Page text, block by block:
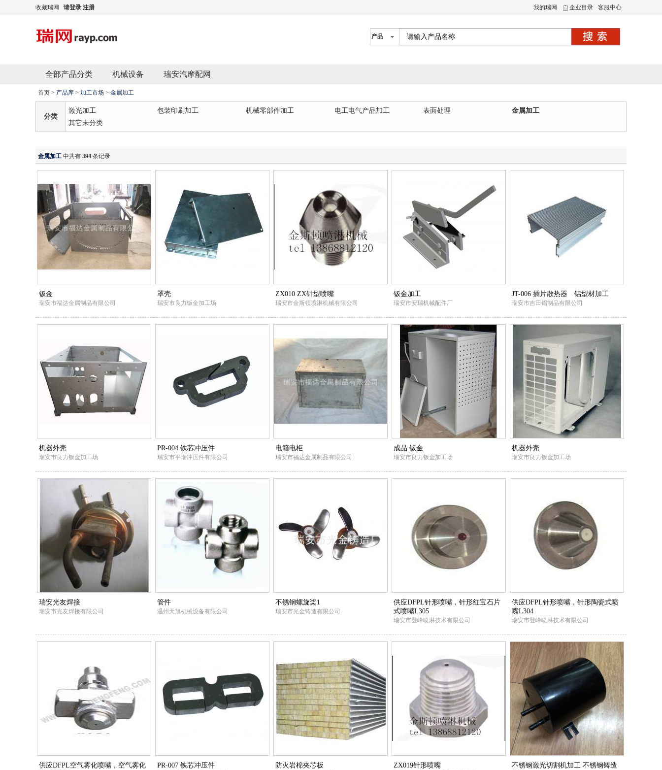
收藏瑞网 请登录 注册 我的瑞网 企业目录 客服中心
产品
全部产品分类 机械设备 瑞安汽摩配网
首页 > 产品库 > 加工市场 > 金属加工
分类
激光加工 包装印刷加工 机械零部件加工 电工电气产品加工 表面处理
金属加工
其它未分类
金属加工 中共有 394 条记录
钣金
瑞安市福达金属制品有限公司
罩壳
瑞安市良力钣金加工场
ZX010 ZX针型喷嘴
瑞安市金斯顿喷淋机械有限公司
钣金加工
瑞安市安瑞机械配件厂
JT-006 插片散热器 铝型材加工
瑞安市吉田铝制品有限公司
机器外壳
瑞安市良力钣金加工场
PR-004 铁芯冲压件
瑞安市平瑞冲压件有限公司
电箱电柜
瑞安市福达金属制品有限公司
成品 钣金
瑞安市良力钣金加工场
机器外壳
瑞安市良力钣金加工场
瑞安光友焊接
瑞安市光友焊接有限公司
管件
温州天旭机械设备有限公司
不锈钢螺旋桨1
瑞安市光金铸造有限公司
供应DFPL针形喷嘴，针形红宝石片
式喷嘴L305
瑞安市登峰喷淋技术有限公司
供应DFPL针形喷嘴，针形陶瓷式喷
嘴L304
瑞安市登峰喷淋技术有限公司
供应DFPL空气雾化喷嘴，空气雾化
PR-007 铁芯冲压件 防火岩棉夹芯板 ZX019针形喷嘴
不锈钢激光切割机加工 不锈钢铸造